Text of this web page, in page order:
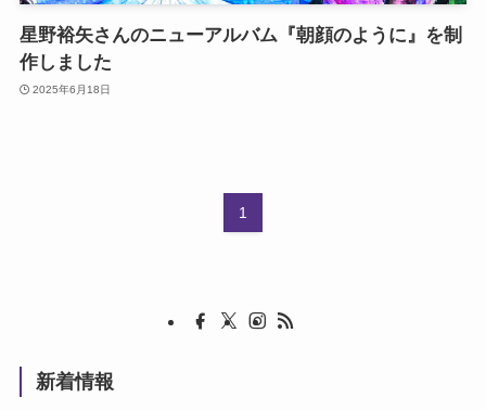
星野裕矢さんのニューアルバム『朝顔のように』を制
作しました
2025年6月18日
1
新着情報